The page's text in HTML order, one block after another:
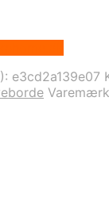
e3cd2a139e07